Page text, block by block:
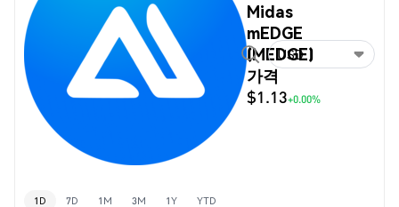
Midas
mEDGE
(MEDGE)
가격
$1.13+0.00%
USD
1D 7D 1M 3M 1Y YTD